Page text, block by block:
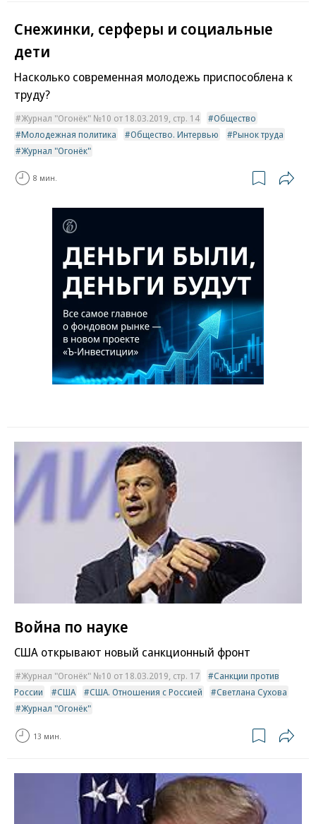
Снежинки, серферы и социальные
дети
Насколько современная молодежь приспособлена к
труду?
Журнал "Огонёк" №10 от 18.03.2019, стр. 14
Общество
Молодежная политика
Общество. Интервью
Рынок труда
Журнал "Огонёк"
8 мин.
Война по науке
США открывают новый санкционный фронт
Журнал "Огонёк" №10 от 18.03.2019, стр. 17
Санкции против
России
США США. Отношения с Россией
Светлана Сухова
Журнал "Огонёк"
13 мин.